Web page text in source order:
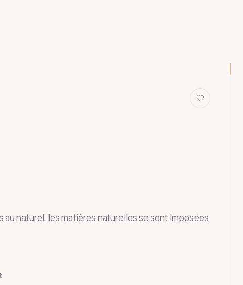
naturel, les matières naturelles se sont imposées